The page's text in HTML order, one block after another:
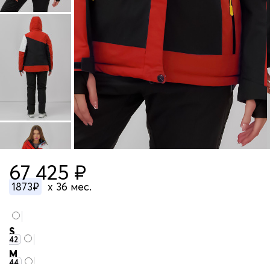
67 425 ₽
1873₽ x 36 мес.
S
42
M